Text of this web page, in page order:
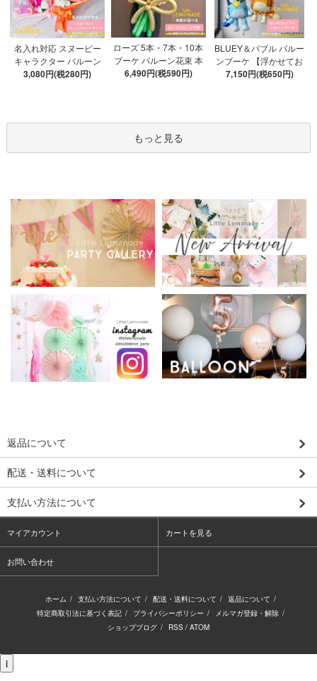
名入れ対応 スヌーピー
キャラクター バルーン
ブーケ 選べる7種 【膨ら
3,080円(税280円)
ローズ 5本・7本・10本
ブーケ バルーン花束 本
数が選べる 【膨らませ
6,490円(税590円)
BLUEY＆バブル バルー
ンブーケ 【浮かせてお
届け】 ヘリウムガス入
7,150円(税650円)
もっと見る
返品について
配送・送料について
支払い方法について
マイアカウント カートを見る
お問い合わせ
ホーム / 支払い方法について / 配送・送料について / 返品について /
特定商取引法に基づく表記 / プライバシーポリシー / メルマガ登録・解除 /
ショップブログ / RSS / ATOM
i